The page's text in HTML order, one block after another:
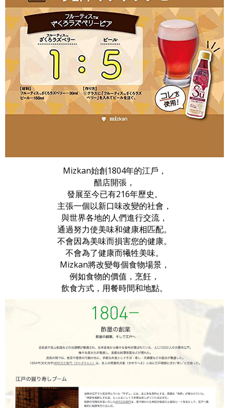
Mizkan始創1804年的江戶，
醋店開張，
發展至今已有216年歷史。
主張一個以新口味改變的社會，
與世界各地的人們進行交流，
通過努力使美味和健康相匹配。
不會因為美味而損害您的健康。
不會為了健康而犧牲美味。
Mizkan將改變每個食物場景，
例如食物的價值，烹飪，
飲食方式，用餐時間和地點。